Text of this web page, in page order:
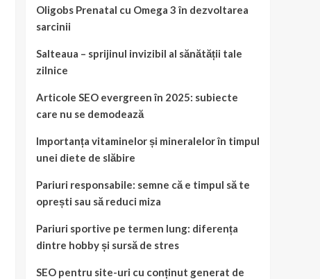
Oligobs Prenatal cu Omega 3 în dezvoltarea
sarcinii
Salteaua – sprijinul invizibil al sănătății tale
zilnice
Articole SEO evergreen în 2025: subiecte
care nu se demodează
Importanța vitaminelor și mineralelor în timpul
unei diete de slăbire
Pariuri responsabile: semne că e timpul să te
oprești sau să reduci miza
Pariuri sportive pe termen lung: diferența
dintre hobby și sursă de stres
SEO pentru site-uri cu conținut generat de